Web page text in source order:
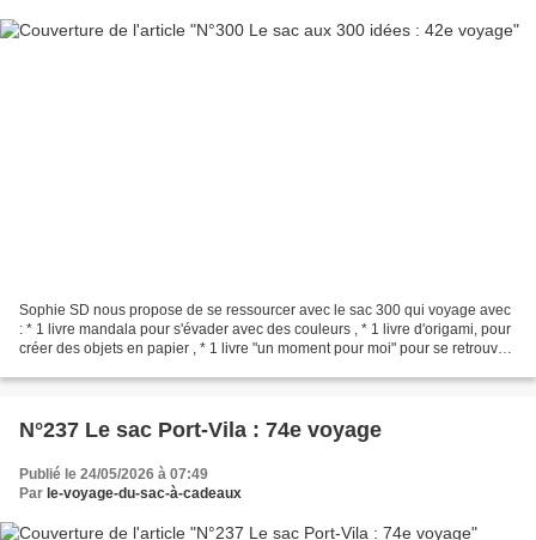
Sophie SD nous propose de se ressourcer avec le sac 300 qui voyage avec
: * 1 livre mandala pour s'évader avec des couleurs , * 1 livre d'origami, pour
créer des objets en papier , * 1 livre "un moment pour moi" pour se retrouver
N°237 Le sac Port-Vila : 74e voyage
Publié le 24/05/2026 à 07:49
Par le-voyage-du-sac-à-cadeaux